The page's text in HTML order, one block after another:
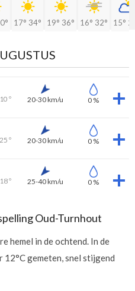
17° 34° 19° 36° 16° 32° 15°
° 20-30 km/u 0 %
° 20-30 km/u 0 %
° 25-40 km/u 0 %
Oud-Turnhout
hemel in de ochtend. In de
gemeten, snel stijgend